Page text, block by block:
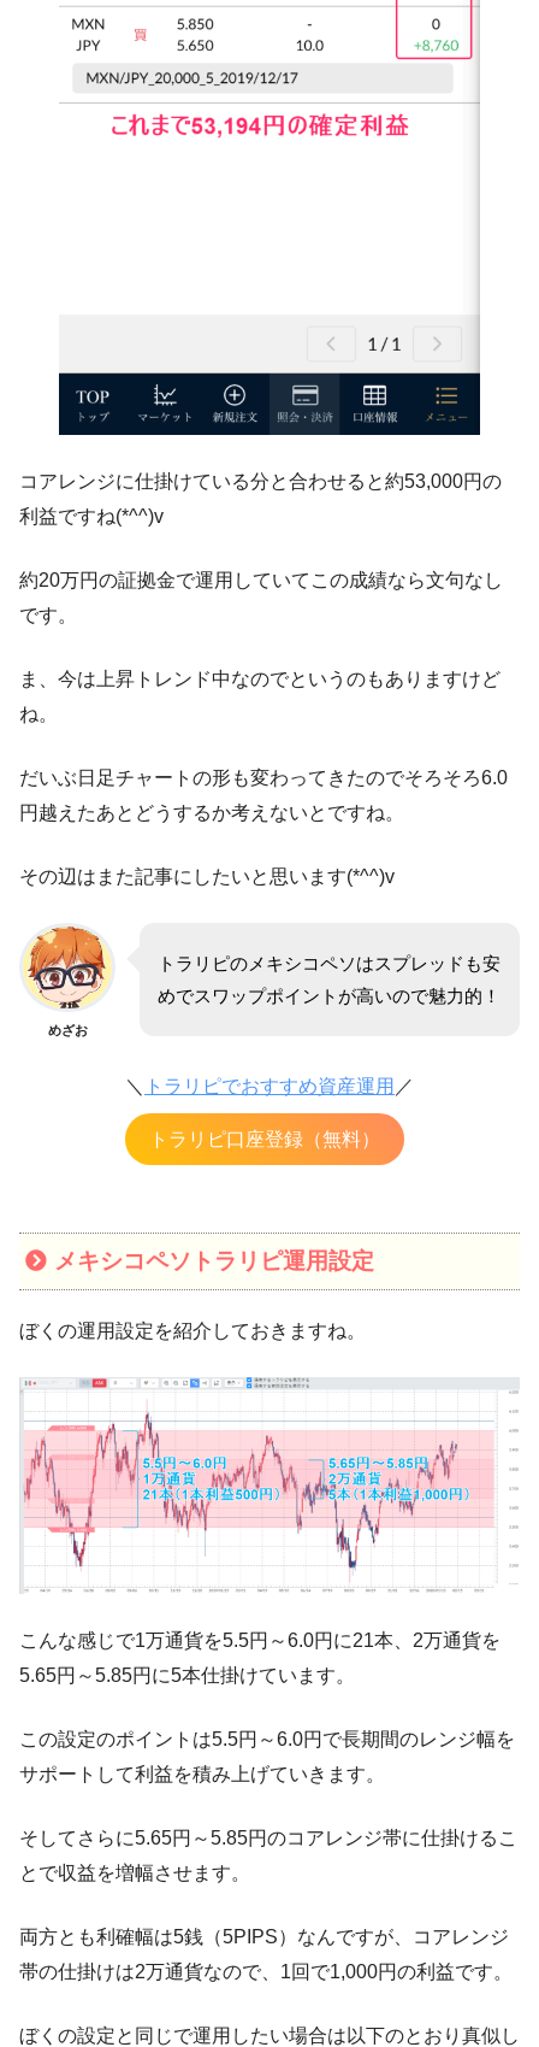
コアレンジに仕掛けている分と合わせると約53,000円の
利益ですね(*^^)v
約20万円の証拠金で運用していてこの成績なら文句なし
です。
ま、今は上昇トレンド中なのでというのもありますけど
ね。
だいぶ日足チャートの形も変わってきたのでそろそろ6.0
円越えたあとどうするか考えないとですね。
その辺はまた記事にしたいと思います(*^^)v
めざお
トラリピのメキシコペソはスプレッドも安
めでスワップポイントが高いので魅力的！
＼ トラリピでおすすめ資産運用 ／
トラリピ口座登録（無料）
メキシコペソトラリピ運用設定
ぼくの運用設定を紹介しておきますね。
こんな感じで1万通貨を5.5円～6.0円に21本、2万通貨を
5.65円～5.85円に5本仕掛けています。
この設定のポイントは5.5円～6.0円で長期間のレンジ幅を
サポートして利益を積み上げていきます。
そしてさらに5.65円～5.85円のコアレンジ帯に仕掛けるこ
とで収益を増幅させます。
両方とも利確幅は5銭（5PIPS）なんですが、コアレンジ
帯の仕掛けは2万通貨なので、1回で1,000円の利益です。
ぼくの設定と同じで運用したい場合は以下のとおり真似し